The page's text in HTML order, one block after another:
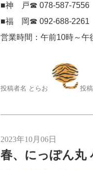
■神 戸☎ 078-587-7556
■福 岡☎ 092-688-2261
営業時間：午前10時～午
投稿者名 とらお 投
2023年10月06日
春、にっぽん丸